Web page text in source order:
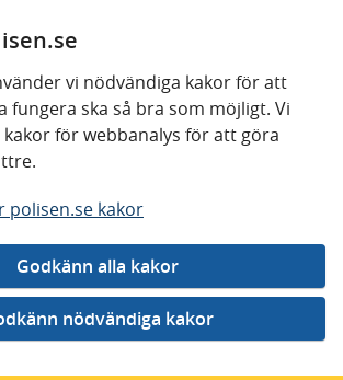
vi nödvändiga kakor för att
fungera ska så bra som möjligt. Vi
för webbanalys för att göra
polisen.se kakor